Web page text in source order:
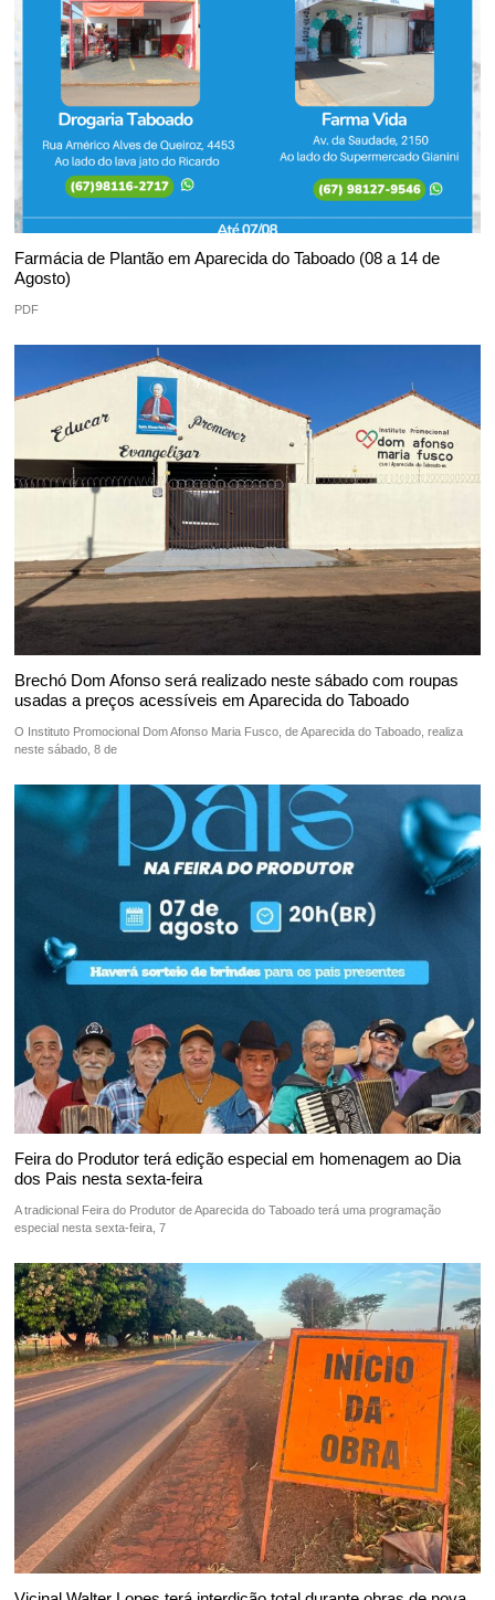
Farmácia de Plantão em Aparecida do Taboado (08 a 14 de
Agosto)
PDF
Brechó Dom Afonso será realizado neste sábado com roupas
usadas a preços acessíveis em Aparecida do Taboado
O Instituto Promocional Dom Afonso Maria Fusco, de Aparecida do Taboado, realiza
neste sábado, 8 de
Feira do Produtor terá edição especial em homenagem ao Dia
dos Pais nesta sexta-feira
A tradicional Feira do Produtor de Aparecida do Taboado terá uma programação
especial nesta sexta-feira, 7